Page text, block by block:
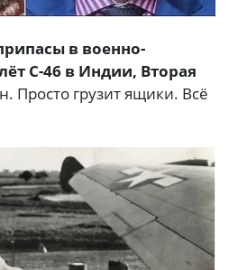
в военно-
C-46 в Индии, Вторая
Просто грузит ящики. Всё